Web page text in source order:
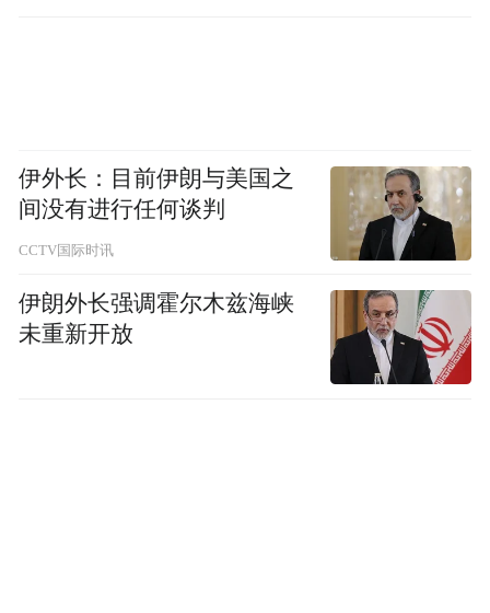
伊外长：目前伊朗与美国之
间没有进行任何谈判
CCTV国际时讯
伊朗外长强调霍尔木兹海峡
未重新开放